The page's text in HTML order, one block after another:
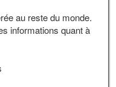
au reste du monde.
informations quant à